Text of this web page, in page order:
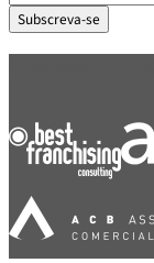
Subscreva-se